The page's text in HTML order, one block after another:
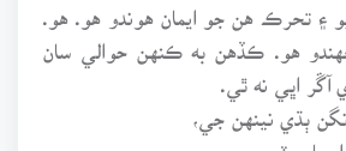
۽ تحرڪ هن جو ايمان هوندو هو. هو.
هو. ڪڏهن به ڪنهن حوالي سان
آڱر اڀي نه ٿي.
ٻڌي نينهن جي،
ويا موٽي،